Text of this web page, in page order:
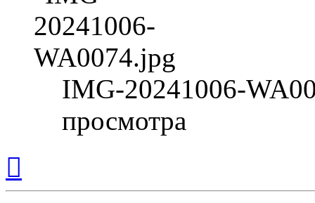
IMG-20241006-
просмотра
началу